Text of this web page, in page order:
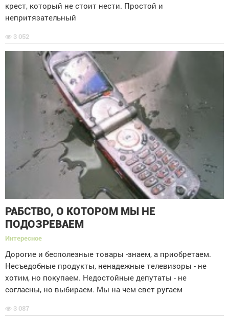
крест, который не стоит нести. Простой и
непритязательный
3 052
РАБСТВО, О КОТОРОМ МЫ НЕ
ПОДОЗРЕВАЕМ
Интересное
Дорогие и бесполезные товары -знаем, а приобретаем.
Несъедобные продукты, ненадежные телевизоры - не
хотим, но покупаем. Недостойные депутаты - не
согласны, но выбираем. Мы на чем свет ругаем
3 087